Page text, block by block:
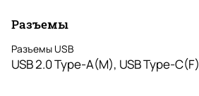
Разъемы
Разъемы USB
USB 2.0 Type-A(M), USB Type-C(F)